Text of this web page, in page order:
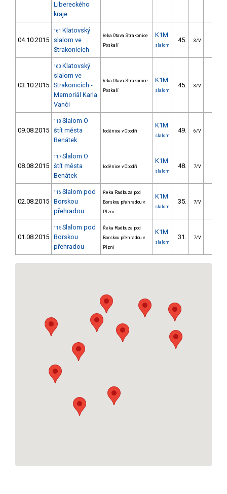
Libereckého
kraje
04.10.2015
161 Klatovský
slalom ve
Strakonicích
řeka Otava Strakonice
Poskalí
K1M
slalom
45. 3/V
03.10.2015
160 Klatovský
slalom ve
Strakonicích -
Memoriál Karla
Vanči
řeka Otava Strakonice
Poskalí
K1M
slalom
45. 3/V
09.08.2015
118 Slalom O
štít města
Benátek
loděnice v Obodři
K1M
slalom
49. 6/V
08.08.2015
117 Slalom O
štít města
Benátek
loděnice v Obodři
K1M
slalom
48. 7/V
02.08.2015
116 Slalom pod
Borskou
přehradou
Řeka Radbuza pod
Borskou přehradou v
Plzni
K1M
slalom
35. 7/V
01.08.2015
115 Slalom pod
Borskou
přehradou
Řeka Radbuza pod
Borskou přehradou v
Plzni
K1M
slalom
31. 7/V